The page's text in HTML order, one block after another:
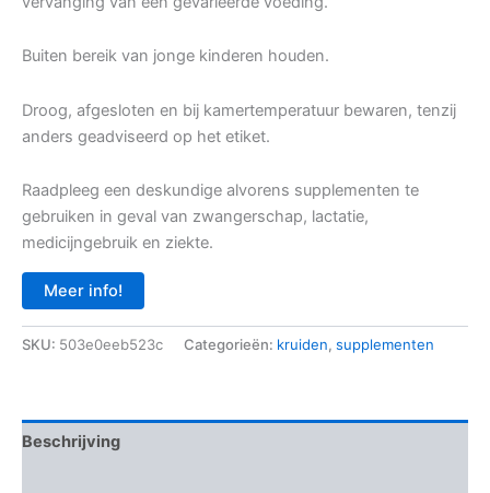
Buiten bereik van jonge kinderen houden.
Droog, afgesloten en bij kamertemperatuur bewaren, tenzij
anders geadviseerd op het etiket.
Raadpleeg een deskundige alvorens supplementen te
gebruiken in geval van zwangerschap, lactatie,
medicijngebruik en ziekte.
Meer info!
SKU: 503e0eeb523c Categorieën: kruiden, supplementen
Beschrijving